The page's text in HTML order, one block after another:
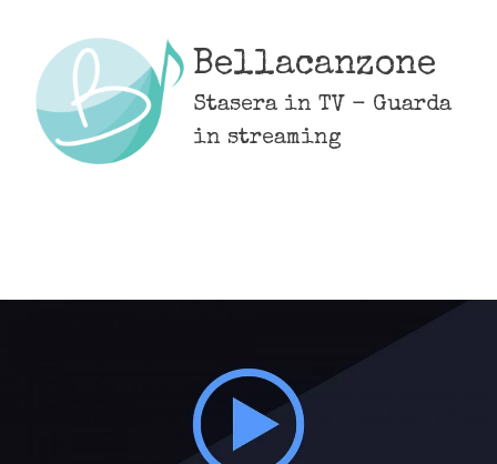
content
Bellacanzone
Stasera in TV - Guarda
in streaming